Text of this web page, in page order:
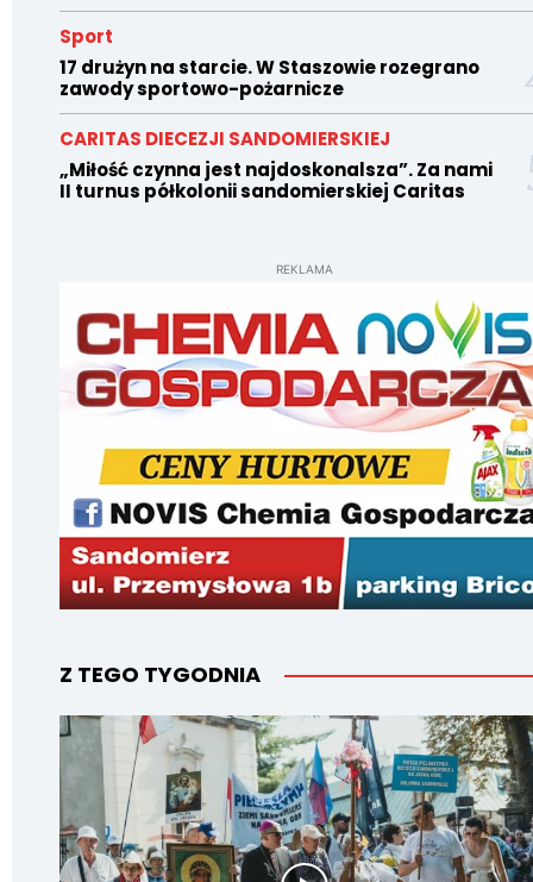
Sport
17 drużyn na starcie. W Staszowie rozegrano
zawody sportowo-pożarnicze
CARITAS DIECEZJI SANDOMIERSKIEJ
„Miłość czynna jest najdoskonalsza”. Za nami
II turnus półkolonii sandomierskiej Caritas
REKLAMA
Z TEGO TYGODNIA